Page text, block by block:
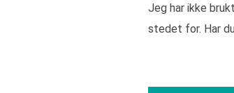
Jeg har ikke
stedet for. Har